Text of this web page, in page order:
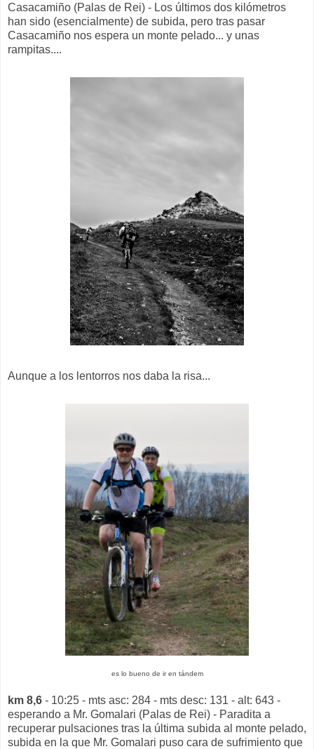
Casacamiño (Palas de Rei) - Los últimos dos kilómetros
han sido (esencialmente) de subida, pero tras pasar
Casacamiño nos espera un monte pelado... y unas
rampitas....
Aunque a los lentorros nos daba la risa...
es lo bueno de ir en tándem
km 8,6 - 10:25 - mts asc: 284 - mts desc: 131 - alt: 643 -
esperando a Mr. Gomalari (Palas de Rei) - Paradita a
recuperar pulsaciones tras la última subida al monte pelado,
subida en la que Mr. Gomalari puso cara de sufrimiento que